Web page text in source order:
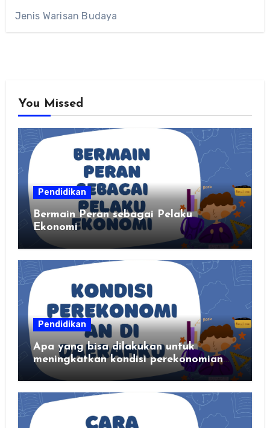
Jenis Warisan Budaya
You Missed
Pendidikan
Bermain Peran sebagai Pelaku
Ekonomi
Pendidikan
Apa yang bisa dilakukan untuk
meningkatkan kondisi perekonomian
daerahku?